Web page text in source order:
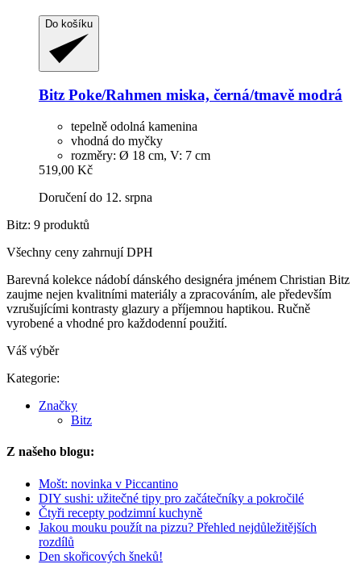
Do košíku
Bitz Poke/Rahmen miska, černá/tmavě modrá
tepelně odolná kamenina
vhodná do myčky
rozměry: Ø 18 cm, V: 7 cm
519,00 Kč
Doručení do 12. srpna
Bitz: 9 produktů
Všechny ceny zahrnují DPH
Barevná kolekce nádobí dánského designéra jménem Christian Bitz
zaujme nejen kvalitními materiály a zpracováním, ale především
vzrušujícími kontrasty glazury a příjemnou haptikou. Ručně
vyrobené a vhodné pro každodenní použití.
Váš výběr
Kategorie:
Značky
Bitz
Z našeho blogu:
Mošt: novinka v Piccantino
DIY sushi: užitečné tipy pro začátečníky a pokročilé
Čtyři recepty podzimní kuchyně
Jakou mouku použít na pizzu? Přehled nejdůležitějších
rozdílů
Den skořicových šneků!